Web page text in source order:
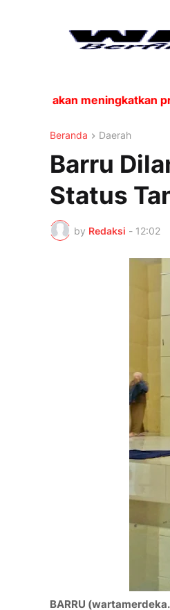
akan meningkatkan
Beranda Daerah
Barru
Status
by Redaksi - 12:02
BARRU